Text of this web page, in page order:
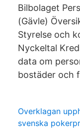
Bilbolaget
(Gävle)
Styrelse och
Nyckeltal
data om
bostäder och
Overklagan
svenska